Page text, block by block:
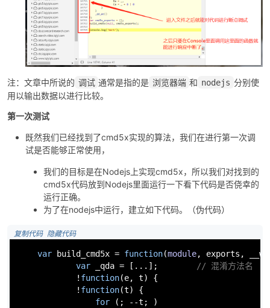
注：文章中所说的 调试 通常是指的是 浏览器端 和 nodejs 分别使
用以输出数据以进行比较。
第一次测试
既然我们已经找到了cmd5x实现的算法，我们在进行第一次调
试是否能够正常使用，
我们的目标是在Nodejs上实现cmd5x，所以我们对找到的
cmd5x代码放到Nodejs里面运行一下看下代码是否侥幸的
运行正确。
为了在nodejs中运行，建立如下代码。（伪代码）
复制代码 隐藏代码
var build_cmd5x = function(module, exports ,
var _qda = [...];
// 混淆方法名
! function(e, t) {
! function(t) {
for (; --t; )